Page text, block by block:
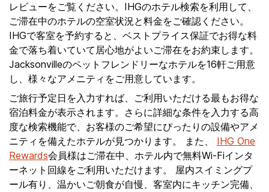
レビューをご覧ください。IHGのホテル検索を利用して、
ご滞在中のホテルの空室状況と料金をご確認ください。
IHGで客室を予約すると、ベストプライス保証でお得な料
金で落ち着いていて居心地がよいご滞在をお約束します。
Jacksonvilleのペットフレンドリーなホテルを16軒ご用意
し、様々なアメニティをご用意しています。
ご旅行予定日を入力すれば、ご利用いただける最もお得な
宿泊料金が表示されます。さらに詳細な条件を入力する高
度な検索機能で、お客様のご希望にぴったりの設備やアメ
ニティを備えたホテルが見つかります。 また、 IHG One
Rewards会員様はご滞在中、ホテル内で無料Wi-Fiインタ
ーネット回線をご利用いただけます。 屋内スイミングプ
ール有り、温かいご朝食が自慢、客室内にキッチン完備、